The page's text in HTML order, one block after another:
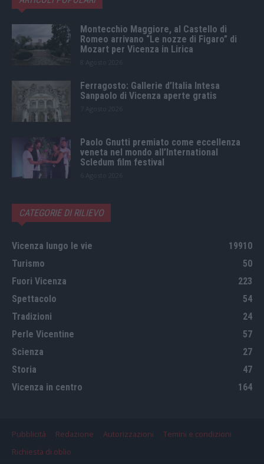
Montecchio Maggiore, al Castello di
Romeo arrivano “Le nozze di Figaro” di
Mozart per Vicenza in Lirica
Ferragosto: Gallerie d’Italia Intesa
Sanpaolo di Vicenza aperte gratis
Paolo Gnutti premiato come eccellenza
veneta nel mondo all’International
Scledum film festival
CATEGORIE DI RILIEVO
Vicenza lungo le vie
19910
Turismo
50
Fuori Vicenza
223
Spettacolo
54
Tradizioni
24
Perle Vicentine
57
Scienza
27
Storia
47
Vicenza in centro
164
Pubblicità Redazione Autorizzazioni
Temini e condizioni
Richiesta di oblio